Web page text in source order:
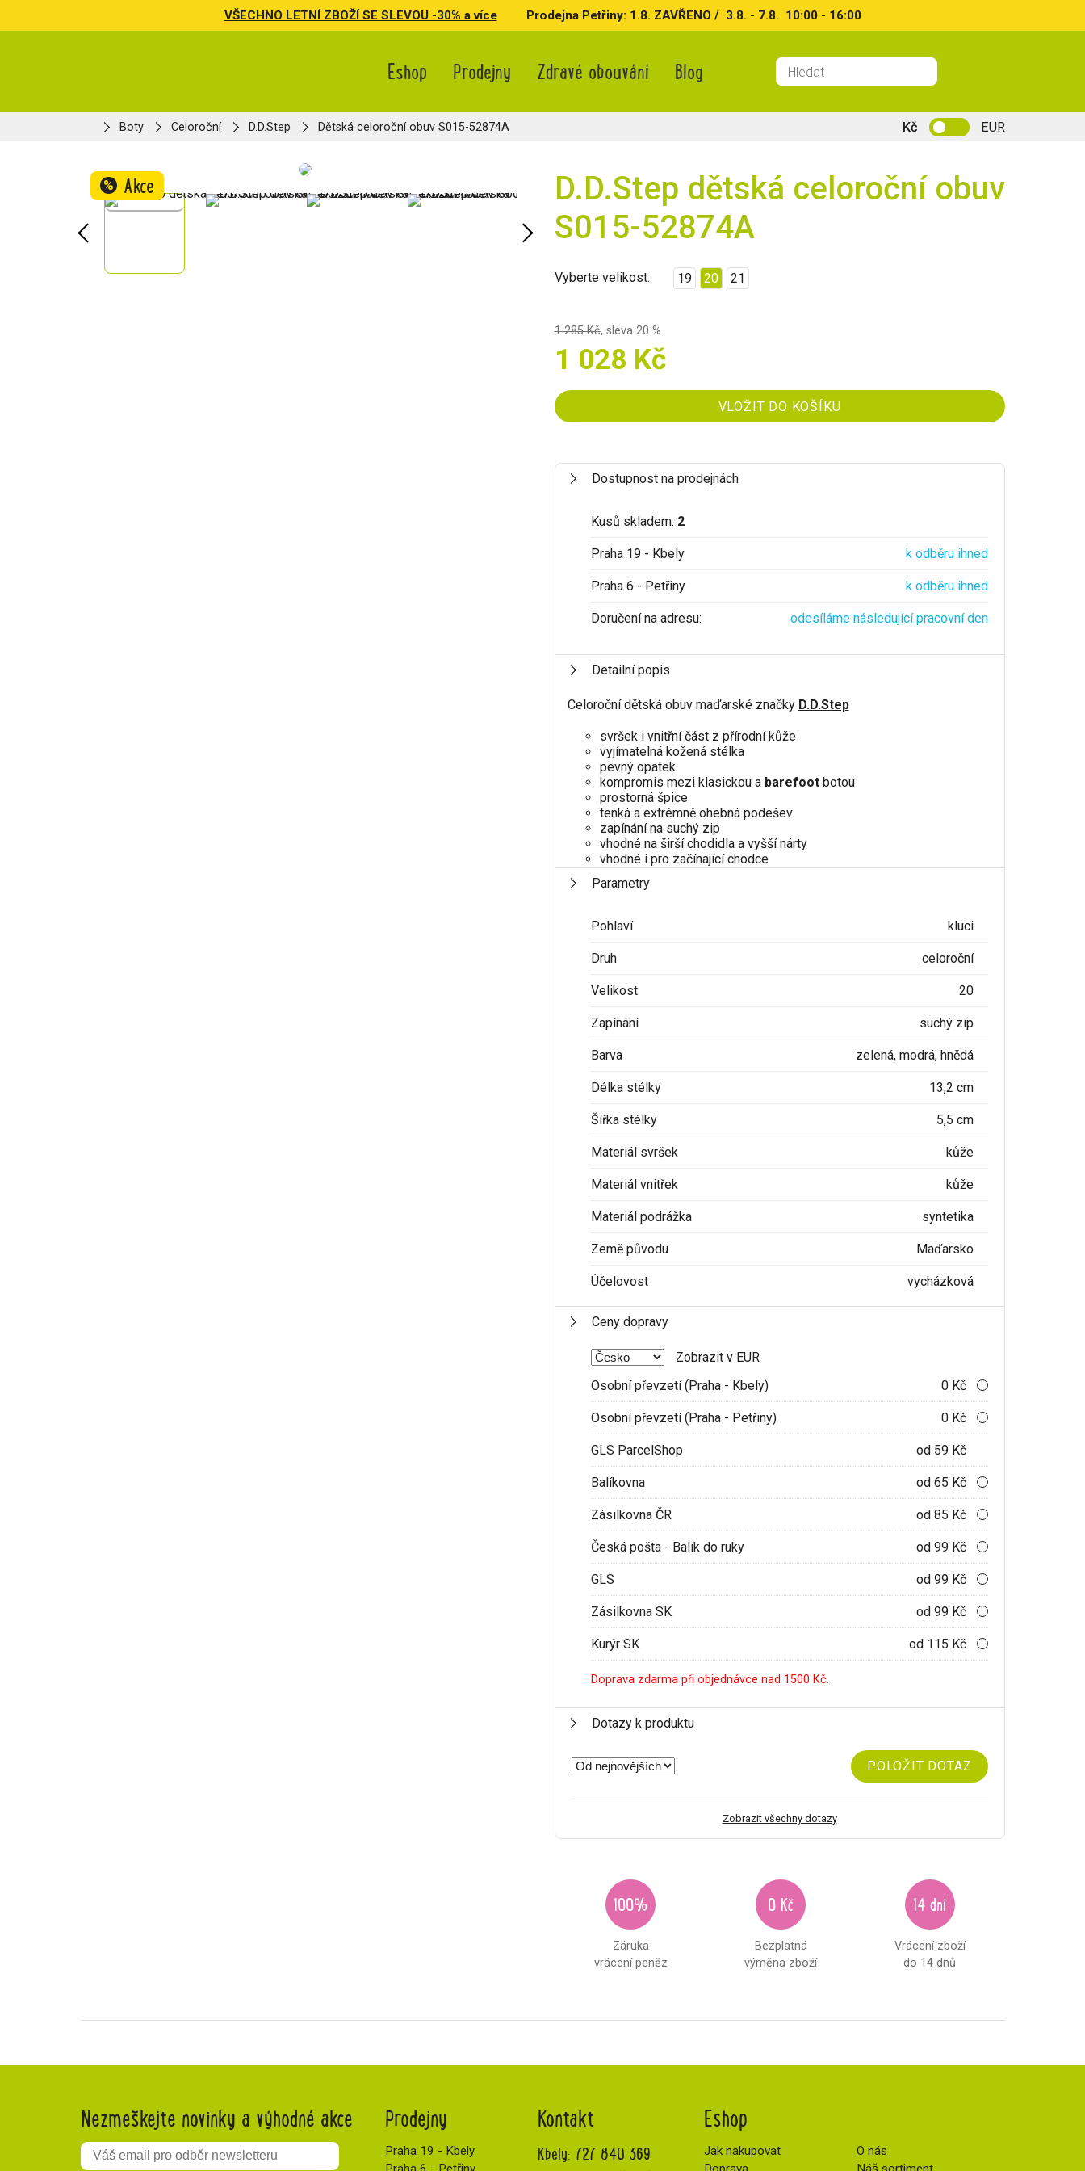
VŠECHNO LETNÍ ZBOŽÍ SE SLEVOU -30% a více Prodejna Petřiny: 1.8. ZAVŘENO / 3.8. - 7.8. 10:00 - 16:00
Eshop Prodejny Zdravé obouvání Blog
Boty Celoroční D.D.Step Dětská celoroční obuv S015-52874A Kč EUR
% Akce
D.D.Step dětská celoroční obuv
S015-52874A
Vyberte velikost: 19 20 21
1 285 Kč, sleva 20 %
1 028 Kč
Dostupnost na prodejnách
Kusů skladem: 2
Praha 19 - Kbely k odběru ihned
Praha 6 - Petřiny k odběru ihned
Doručení na adresu: odesíláme následující pracovní den
Detailní popis
Celoroční dětská obuv maďarské značky D.D.Step
svršek i vnitřní část z přírodní kůže
vyjímatelná kožená stélka
pevný opatek
kompromis mezi klasickou a barefoot botou
prostorná špice
tenká a extrémně ohebná podešev
zapínání na suchý zip
vhodné na širší chodidla a vyšší nárty
vhodné i pro začínající chodce
Parametry
Pohlaví kluci
Druh celoroční
Velikost 20
Zapínání suchý zip
Barva zelená, modrá, hnědá
Délka stélky 13,2 cm
Šířka stélky 5,5 cm
Materiál svršek kůže
Materiál vnitřek kůže
Materiál podrážka syntetika
Země původu Maďarsko
Účelovost vycházková
Ceny dopravy
Zobrazit v EUR
Osobní převzetí (Praha - Kbely)
0 Kč i
Osobní převzetí (Praha - Petřiny) 0 Kč i
GLS ParcelShop od 59 Kč
Balíkovna od 65 Kč i
Zásilkovna ČR od 85 Kč i
Česká pošta - Balík do ruky od 99 Kč i
GLS od 99 Kč i
Zásilkovna SK od 99 Kč i
Kurýr SK od 115 Kč i
Doprava zdarma při objednávce nad 1500 Kč.
Dotazy k produktu
POLOŽIT DOTAZ
Zobrazit všechny dotazy
100%
Záruka
vrácení peněz
0 Kč
Bezplatná
výměna zboží
14 dní
Vrácení zboží
do 14 dnů
Nezmeškejte novinky a výhodné akce Prodejny
Praha 19 - Kbely
Kontakt
Kbely: 727 840 369
Eshop
Jak nakupovat
O nás